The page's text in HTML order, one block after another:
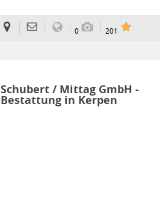
0 201
Schubert / Mittag GmbH -
Bestattung in Kerpen